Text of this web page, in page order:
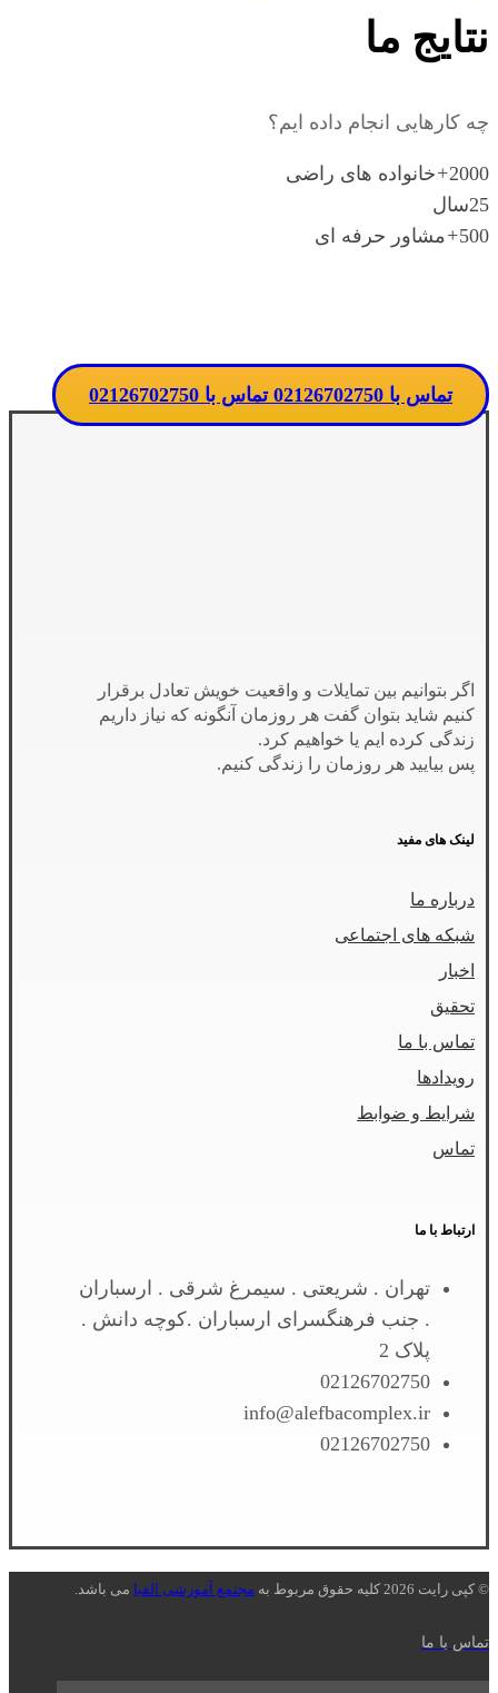
نتایج ما
چه کارهایی انجام داده ایم؟
2000
+خانواده های راضی
25سال
500
+مشاور حرفه ای
تماس با 02126702750 تماس با 02126702750
اگر بتوانیم بین تمایلات و واقعیت خویش تعادل برقرار
کنیم شاید بتوان گفت هر روزمان آنگونه که نیاز داریم
زندگی کرده ایم یا خواهیم کرد.
پس بیایید هر روزمان را زندگی کنیم.
لینک های مفید
درباره ما
شبکه های اجتماعی
اخبار
تحقیق
تماس با ما
رویدادها
شرایط و ضوابط
تماس
ارتباط با ما
تهران . شریعتی . سیمرغ شرقی . ارسباران
. جنب فرهنگسرای ارسباران .کوچه دانش .
پلاک 2
02126702750
info@alefbacomplex.ir
02126702750
© کپی رایت 2026 کلیه حقوق مربوط به مجتمع آموزشی الفبا می باشد.
تماس با ما